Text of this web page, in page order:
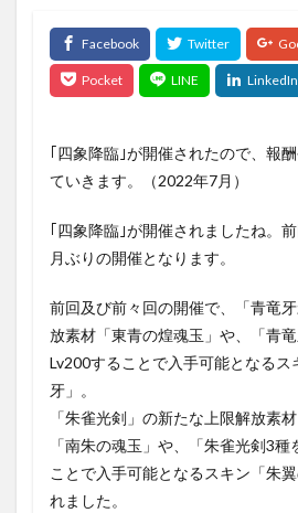
｢四象降臨｣が開催されたので、報
ていきます。（2022年7月）
｢四象降臨｣が開催されましたね。
月ぶりの開催となります。
前回及び前々回の開催で、「青竜
放素材「東青の煌魂玉」や、「青
Lv200することで入手可能となるス
牙」。
「朱雀光剣」の新たな上限解放素
「南朱の魂玉」や、「朱雀光剣3
ことで入手可能となるスキン「朱
れました。